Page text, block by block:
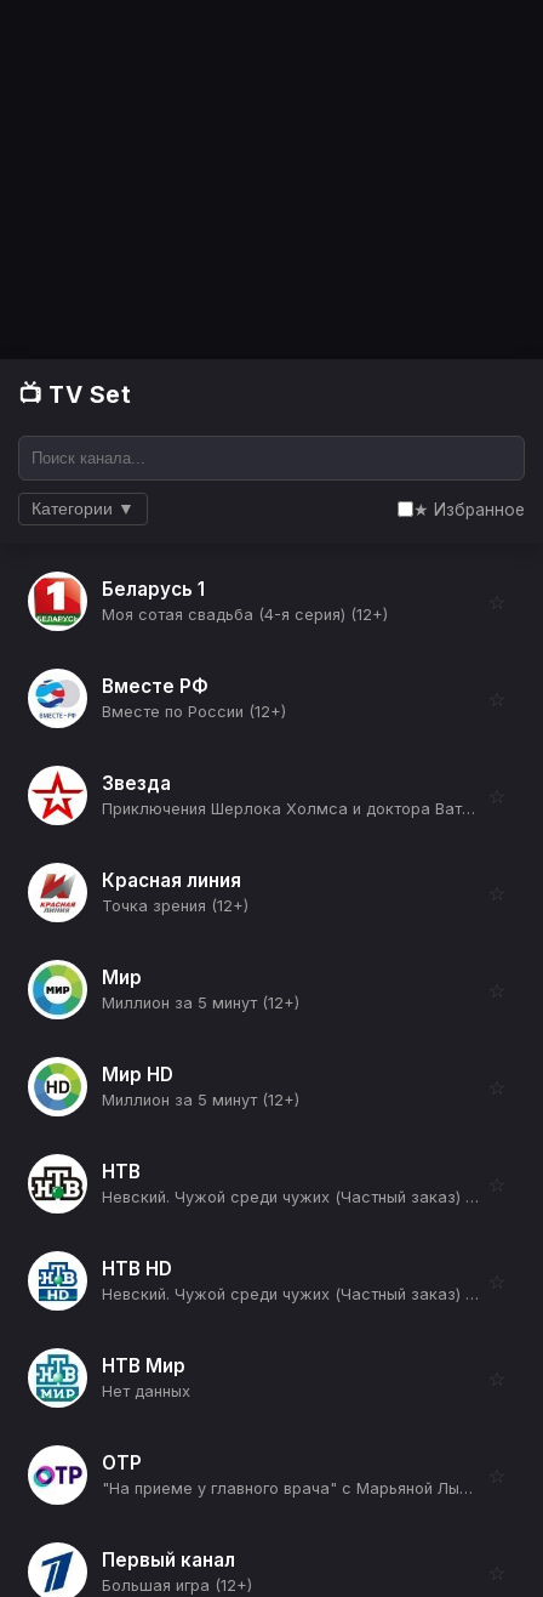
📺 TV Set
Категории ▼ ★ Избранное
Беларусь 1
Моя сотая свадьба (4-я серия) (12+)
☆
Вместе РФ
Вместе по России (12+)
☆
Звезда
Приключения Шерлока Холмса и доктора Ватсона (Кровавая надпись) (12+)
☆
Красная линия
Точка зрения (12+)
☆
Мир
Миллион за 5 минут (12+)
☆
Мир HD
Миллион за 5 минут (12+)
☆
НТВ
Невский. Чужой среди чужих (Частный заказ) (16+)
☆
НТВ HD
Невский. Чужой среди чужих (Частный заказ) (16+)
☆
НТВ Мир
Нет данных
☆
ОТР
"На приеме у главного врача" с Марьяной Лысенко (12+)
☆
Первый канал
Большая игра (12+)
☆